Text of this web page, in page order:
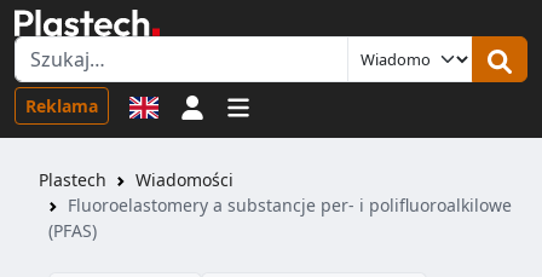
Reklama Logowanie
Plastech
Wiadomości
Fluoroelastomery a substancje per- i polifluoroalkilowe
(PFAS)